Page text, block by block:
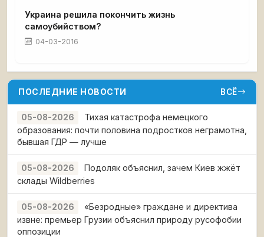
Украина решила покончить жизнь
самоубийством?
04-03-2016
ПОСЛЕДНИЕ НОВОСТИ ВСЁ
05-08-2026
Тихая катастрофа немецкого
образования: почти половина подростков неграмотна,
бывшая ГДР — лучше
05-08-2026
Подоляк объяснил, зачем Киев жжёт
склады Wildberries
05-08-2026
«Безродные» граждане и директива
извне: премьер Грузии объяснил природу русофобии
оппозиции